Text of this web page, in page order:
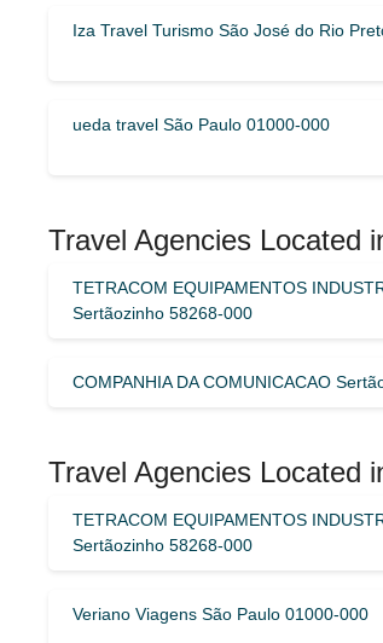
Iza Travel Turismo São José do Rio
ueda travel São Paulo 01000-000
Travel Agencies Located
TETRACOM EQUIPAMENTOS
Sertãozinho 58268-000
COMPANHIA DA COMUNICACAO
Travel Agencies Located
TETRACOM EQUIPAMENTOS
Sertãozinho 58268-000
Veriano Viagens São Paulo 01000-000